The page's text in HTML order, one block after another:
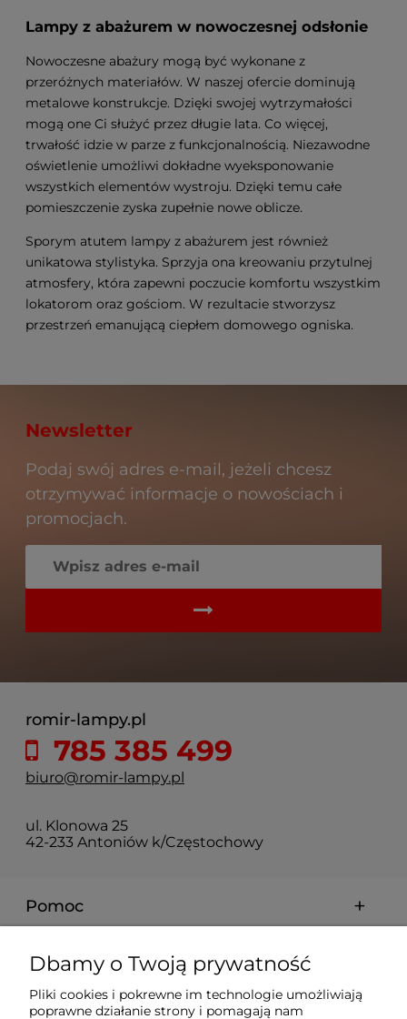
Lampy z abażurem w nowoczesnej odsłonie
Nowoczesne abażury mogą być wykonane z
przeróżnych materiałów. W naszej ofercie dominują
metalowe konstrukcje. Dzięki swojej wytrzymałości
mogą one Ci służyć przez długie lata. Co więcej,
trwałość idzie w parze z funkcjonalnością. Niezawodne
oświetlenie umożliwi dokładne wyeksponowanie
wszystkich elementów wystroju. Dzięki temu całe
pomieszczenie zyska zupełnie nowe oblicze.
Sporym atutem lampy z abażurem jest również
unikatowa stylistyka. Sprzyja ona kreowaniu przytulnej
atmosfery, która zapewni poczucie komfortu wszystkim
lokatorom oraz gościom. W rezultacie stworzysz
przestrzeń emanującą ciepłem domowego ogniska.
Newsletter
Podaj swój adres e-mail, jeżeli chcesz
otrzymywać informacje o nowościach i
promocjach.
romir-lampy.pl
785 385 499
biuro@romir-lampy.pl
ul. Klonowa 25
42-233 Antoniów k/Częstochowy
Pomoc
Moje konto
Płatności i dostawa
Dbamy o Twoją prywatność
Pliki cookies i pokrewne im technologie umożliwiają
poprawne działanie strony i pomagają nam